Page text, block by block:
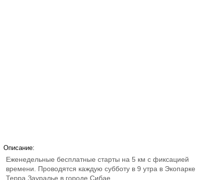
Описание:
Еженедельные бесплатные старты на 5 км с фиксацией
времени. Проводятся каждую субботу в 9 утра в Экопарке
Терра Зауралье в городе Сибае.